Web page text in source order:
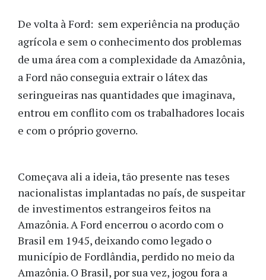
De volta à Ford: sem experiência na produção
agrícola e sem o conhecimento dos problemas
de uma área com a complexidade da Amazônia,
a Ford não conseguia extrair o látex das
seringueiras nas quantidades que imaginava,
entrou em conflito com os trabalhadores locais
e com o próprio governo.
Começava ali a ideia, tão presente nas teses
nacionalistas implantadas no país, de suspeitar
de investimentos estrangeiros feitos na
Amazônia. A Ford encerrou o acordo com o
Brasil em 1945, deixando como legado o
município de Fordlândia, perdido no meio da
Amazônia. O Brasil, por sua vez, jogou fora a